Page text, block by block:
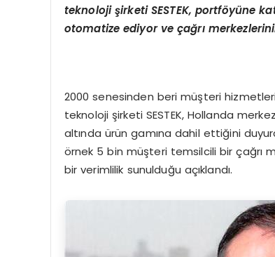
teknoloji şirketi SESTEK, portföyüne
otomatize ediyor ve çağrı
2000 senesinden beri müşteri
teknoloji şirketi SESTEK, Hollanda
altında ürün gamına dahil ettiğini
örnek 5 bin müşteri temsilcili bir çağrı
bir verimlilik sunulduğu açıklandı.